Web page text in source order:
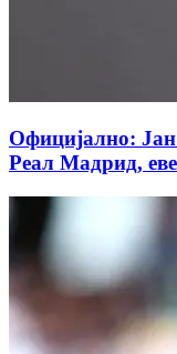
Официјално: Јан
Реал Мадрид,